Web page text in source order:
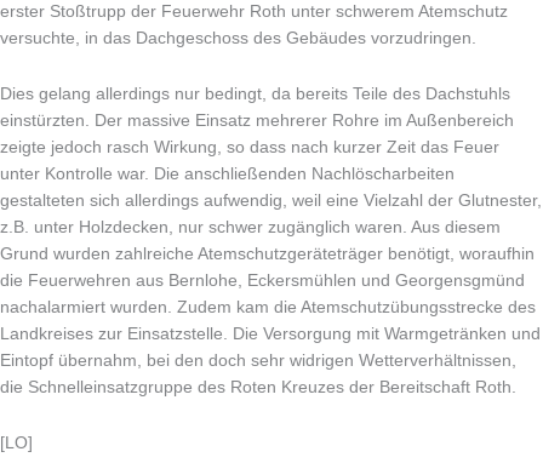
erster Stoßtrupp der Feuerwehr Roth unter schwerem Atemschutz
versuchte, in das Dachgeschoss des Gebäudes vorzudringen.
Dies gelang allerdings nur bedingt, da bereits Teile des Dachstuhls
einstürzten. Der massive Einsatz mehrerer Rohre im Außenbereich
zeigte jedoch rasch Wirkung, so dass nach kurzer Zeit das Feuer
unter Kontrolle war. Die anschließenden Nachlöscharbeiten
gestalteten sich allerdings aufwendig, weil eine Vielzahl der Glutnester,
z.B. unter Holzdecken, nur schwer zugänglich waren. Aus diesem
Grund wurden zahlreiche Atemschutzgeräteträger benötigt, woraufhin
die Feuerwehren aus Bernlohe, Eckersmühlen und Georgensgmünd
nachalarmiert wurden. Zudem kam die Atemschutzübungsstrecke des
Landkreises zur Einsatzstelle. Die Versorgung mit Warmgetränken und
Eintopf übernahm, bei den doch sehr widrigen Wetterverhältnissen,
die Schnelleinsatzgruppe des Roten Kreuzes der Bereitschaft Roth.
[LO]